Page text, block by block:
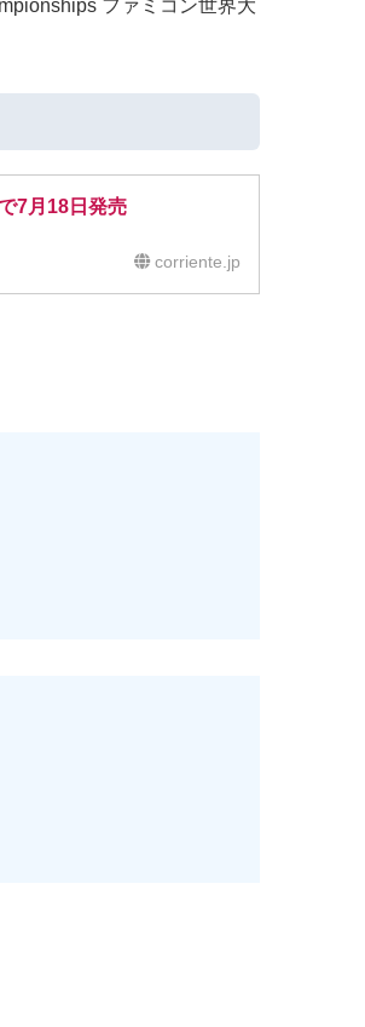
ファミコン世界大
7月18日発売
corriente.jp